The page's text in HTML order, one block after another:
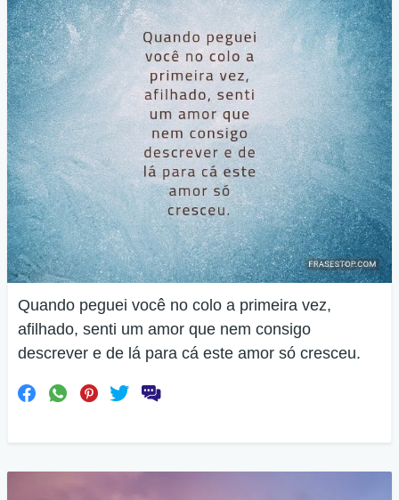
Quando peguei você no colo a primeira vez,
afilhado, senti um amor que nem consigo
descrever e de lá para cá este amor só cresceu.